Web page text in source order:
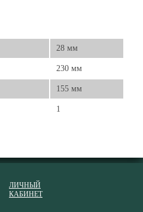
28 мм
230 мм
155 мм
1
ЛИЧНЫЙ
КАБИНЕТ